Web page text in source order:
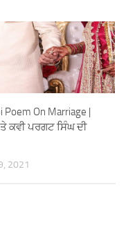
Poem On Marriage |
ਕਵੀ ਪਰਗਟ ਸਿੰਘ ਦੀ
2021